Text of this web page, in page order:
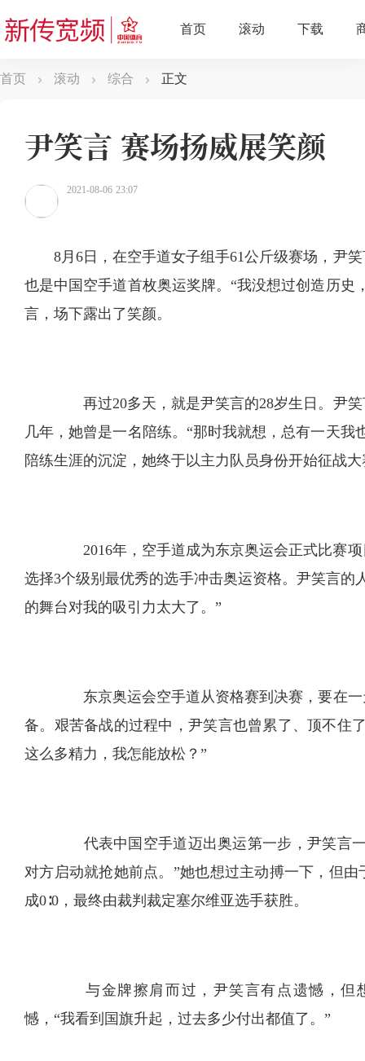
首页 滚动 综合 正文
尹笑言 赛场扬威展笑颜
2021-08-06 23:07
8月6日，在空手道女子组手61公斤级赛场，尹
也是中国空手道首枚奥运奖牌。“我没想过创造历史
言，场下露出了笑颜。
再过20多天，就是尹笑言的28岁生日。尹笑
几年，她曾是一名陪练。“那时我就想，总有一天
陪练生涯的沉淀，她终于以主力队员身份开始征战
2016年，空手道成为东京奥运会正式比赛项
选择3个级别最优秀的选手冲击奥运资格。尹笑言的
的舞台对我的吸引力太大了。”
东京奥运会空手道从资格赛到决赛，要在一
备。艰苦备战的过程中，尹笑言也曾累了、顶不住
这么多精力，我怎能放松？”
代表中国空手道迈出奥运第一步，尹笑言一
对方启动就抢她前点。”她也想过主动搏一下，但
成0∶0，最终由裁判裁定塞尔维亚选手获胜。
与金牌擦肩而过，尹笑言有点遗憾，但
憾，“我看到国旗升起，过去多少付出都值了。”